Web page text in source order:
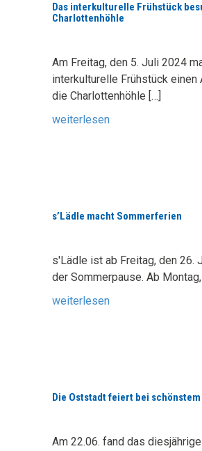
Das interkulturelle Frühstück
Charlottenhöhle
Am Freitag, den 5. Juli 2024
interkulturelle Frühstück einen
die Charlottenhöhle […]
weiterlesen
s’Lädle macht Sommerferien
s'Lädle ist ab Freitag, den 26.
der Sommerpause. Ab
weiterlesen
Die Oststadt feiert bei
Am 22.06. fand das diesjährige